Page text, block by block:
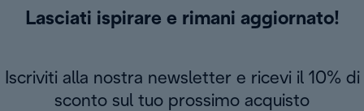
Lasciati ispirare e rimani aggiornato!
Iscriviti alla nostra newsletter e ricevi il 10% di
sconto sul tuo prossimo acquisto